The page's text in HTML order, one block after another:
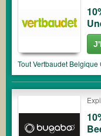
ToutVertbaudet Belgique